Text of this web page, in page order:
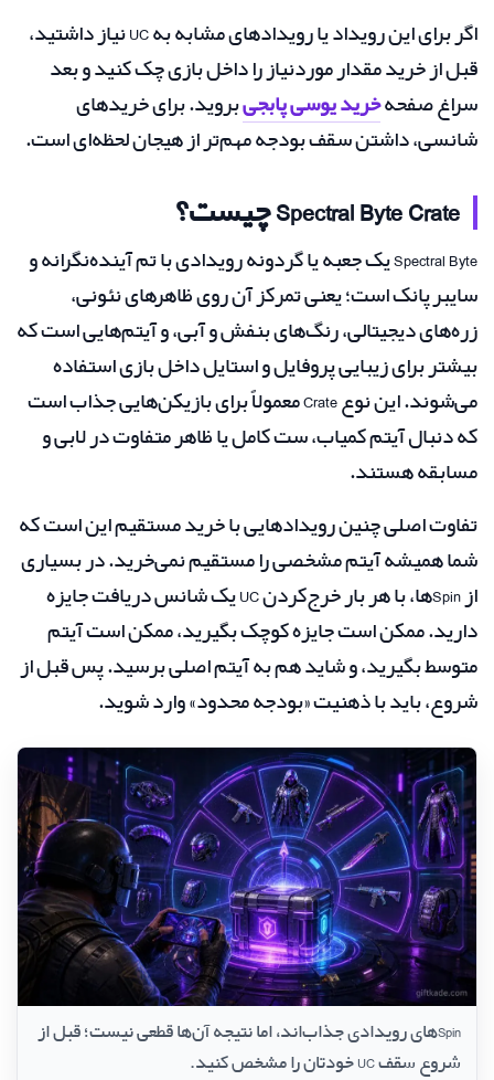
اگر برای این رویداد یا رویدادهای مشابه به UC نیاز داشتید،
قبل از خرید مقدار موردنیاز را داخل بازی چک کنید و بعد
سراغ صفحهخرید یوسی پابجیبروید. برای خریدهای
شانسی، داشتن سقف بودجه مهم‌تر از هیجان لحظه‌ای است.
Spectral Byte Crate چیست؟
Spectral Byte یک جعبه یا گردونه رویدادی با تم آینده‌نگرانه و
سایبرپانک است؛ یعنی تمرکز آن روی ظاهرهای نئونی،
زره‌های دیجیتالی، رنگ‌های بنفش و آبی، و آیتم‌هایی است که
بیشتر برای زیبایی پروفایل و استایل داخل بازی استفاده
می‌شوند. این نوع Crate معمولاً برای بازیکن‌هایی جذاب است
که دنبال آیتم کمیاب، ست کامل یا ظاهر متفاوت در لابی و
مسابقه هستند.
تفاوت اصلی چنین رویدادهایی با خرید مستقیم این است که
شما همیشه آیتم مشخصی را مستقیم نمی‌خرید. در بسیاری
از Spinها، با هر بار خرج‌کردن UC یک شانس دریافت جایزه
دارید. ممکن است جایزه کوچک بگیرید، ممکن است آیتم
متوسط بگیرید، و شاید هم به آیتم اصلی برسید. پس قبل از
شروع، باید با ذهنیت «بودجه محدود» وارد شوید.
Spinهای رویدادی جذاب‌اند، اما نتیجه آن‌ها قطعی نیست؛ قبل از
شروع سقف UC خودتان را مشخص کنید.